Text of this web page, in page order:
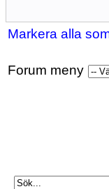
Markera alla
Forum meny